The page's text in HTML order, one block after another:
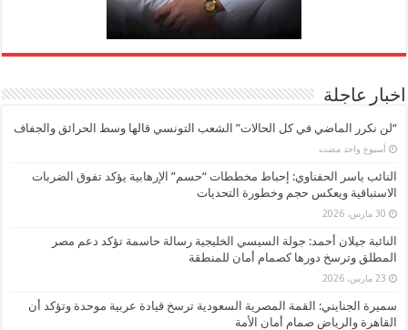
اخبار عاجلة
“لن نكرر الماضي في كل الحالات” الشعب التونسي قالها وسط الحرائق والجفاف
‏أسبوع واحد مضت
النائب ياسر الحفناوي: إحباط مخططات “حسم” الإرهابية يؤكد تفوق الضربات
الاستباقية ويعكس حجم وخطورة التحديات
30 مارس، 2026
النائبة جيلان أحمد: جولة السيسي الخليجية رسالة حاسمة تؤكد دعم مصر
المطلق وترسخ دورها كصمام أمان للمنطقة
23 مارس، 2026
سميرة الجنايني: القمة المصرية السعودية ترسخ قيادة عربية موحدة وتؤكد أن
القاهرة والرياض صمام أمان الأمة